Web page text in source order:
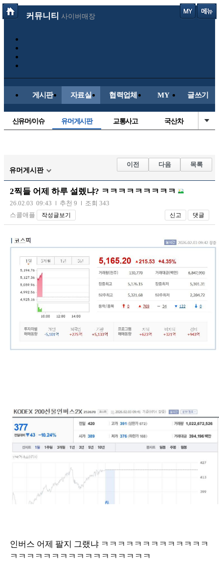
커뮤니티 사이버매장
게시판 자료실 협력업체 MY 글쓰기
신유머/이슈 유머게시판 교통사고 국산차
자유사진 군사/무기
트럭/버스
장착시공사진
유머게시판
이전 다음 목록
2찍들 어제 하루 설렜냐? ㅋㅋㅋㅋㅋㅋㅋㅋㅋ
26.02.03 09:43 추천 9
조회 343
스콜애플
작성글보기 신고 댓글
인버스 어제 팔지 그랬냐 ㅋㅋㅋㅋㅋㅋㅋㅋㅋㅋㅋㅋㅋ
ㅋㅋㅋㅋㅋㅋㅋㅋㅋㅋㅋㅋㅋㅋㅋㅋㅋ